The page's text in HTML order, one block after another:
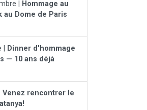
|
Hommage au
au Dome de Paris
Dinner d'hommage
— 10 ans déjà
Venez rencontrer le